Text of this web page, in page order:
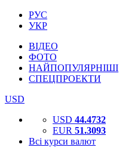
РУС
УКР
ВІДЕО
ФОТО
НАЙПОПУЛЯРНІШІ
СПЕЦПРОЕКТИ
USD
USD 44.4732
EUR 51.3093
Всі курси валют